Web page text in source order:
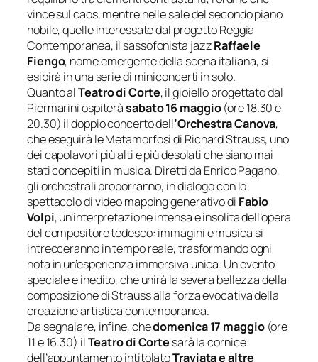
vince sul caos, mentre nelle sale del secondo piano
nobile, quelle interessate dal progetto Reggia
Contemporanea, il sassofonista jazzRaffaele
Fiengo, nome emergente della scena italiana, si
esibirà in una serie di miniconcerti in solo.
Quanto alTeatro di Corte, il gioiello progettato dal
Piermarini ospiteràsabato 16 maggio(ore 18.30 e
20.30) il doppio concerto dell’Orchestra Canova,
che eseguirà leMetamorfosidi Richard Strauss, uno
dei capolavori più alti e più desolati che siano mai
stati concepiti in musica. Diretti da Enrico Pagano,
gli orchestrali proporranno, in dialogo con lo
spettacolo di video mapping generativo di Fabio
Volpi, un’interpretazione intensa e insolita dell’opera
del compositore tedesco: immagini e musica si
intrecceranno in tempo reale, trasformando ogni
nota in un’esperienza immersiva unica. Un evento
speciale e inedito, che unirà la severa bellezza della
composizione di Strauss alla forza evocativa della
creazione artistica contemporanea.
Da segnalare, infine, chedomenica 17 maggio(ore
11 e 16.30) ilTeatro di Corte sarà la cornice
dell’appuntamento intitolatoTraviata e altre